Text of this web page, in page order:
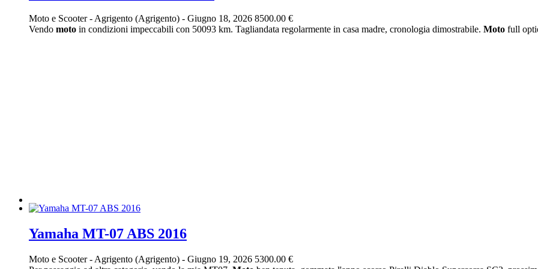
Moto e Scooter-Agrigento (Agrigento) - Giugno 18, 2026 8500.00 €
Vendo moto in condizioni impeccabili con 50093 km. Tagliandata regolarmente in casa madre, cronologia dimostrabile. Moto full
Yamaha MT-07 ABS 2016
Moto e Scooter- Agrigento (Agrigento) - Giugno 19, 2026 5300.00 €